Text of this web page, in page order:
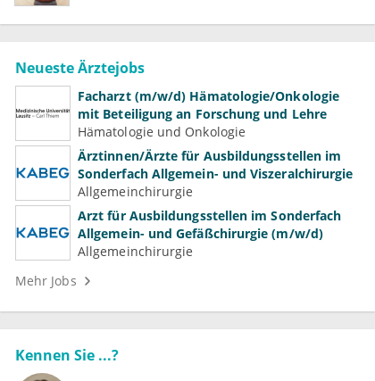
Neueste Ärztejobs
Facharzt (m/w/d) Hämatologie/Onkologie
mit Beteiligung an Forschung und Lehre
Hämatologie und Onkologie
Ärztinnen/Ärzte für Ausbildungsstellen im
Sonderfach Allgemein- und Viszeralchirurgie
Allgemeinchirurgie
Arzt für Ausbildungsstellen im Sonderfach
Allgemein- und Gefäßchirurgie (m/w/d)
Allgemeinchirurgie
Mehr Jobs
Kennen Sie ...?